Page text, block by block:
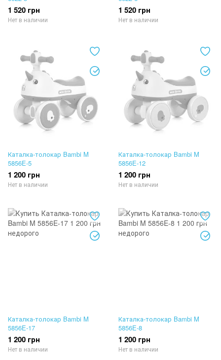
1 520 грн
Нет в наличии
1 520 грн
Нет в наличии
Каталка-толокар Bambi M
5856E-5
1 200 грн
Нет в наличии
Каталка-толокар Bambi M
5856E-12
1 200 грн
Нет в наличии
Каталка-толокар Bambi M
5856E-17
1 200 грн
Нет в наличии
Каталка-толокар Bambi M
5856E-8
1 200 грн
Нет в наличии